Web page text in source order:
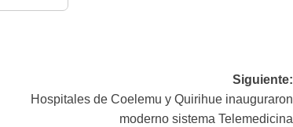
Siguiente:
Hospitales de Coelemu y Quirihue inauguraron
moderno sistema Telemedicina